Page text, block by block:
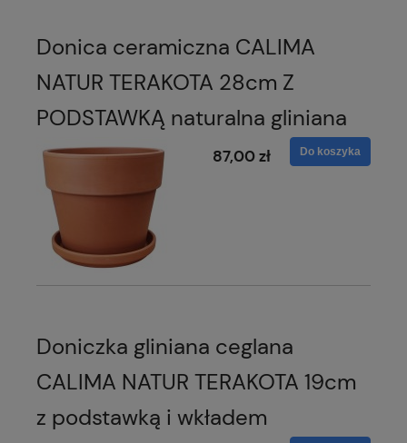
Donica ceramiczna CALIMA
NATUR TERAKOTA 28cm Z
PODSTAWKĄ naturalna gliniana
87,00 zł Do koszyka
Doniczka gliniana ceglana
CALIMA NATUR TERAKOTA 19cm
z podstawką i wkładem